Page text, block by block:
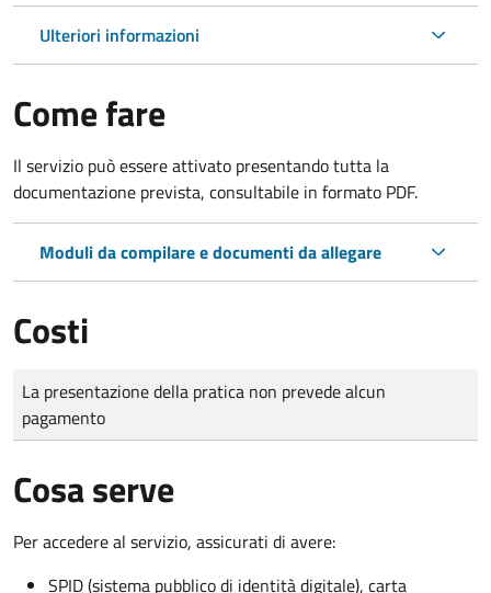
Ulteriori informazioni
Come fare
Il servizio può essere attivato presentando tutta la
documentazione prevista, consultabile in formato PDF.
Moduli da compilare e documenti da allegare
Costi
Tipo di pagamento
Importo
La presentazione della pratica non prevede alcun
pagamento
Cosa serve
Per accedere al servizio, assicurati di avere:
SPID (sistema pubblico di identità digitale), carta